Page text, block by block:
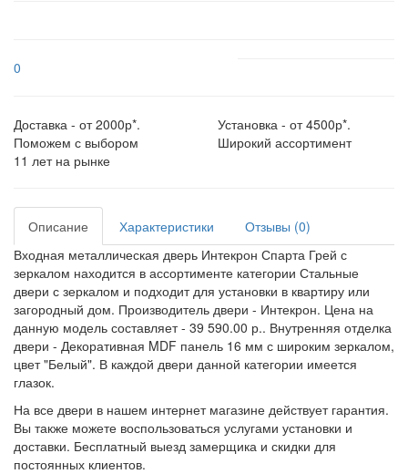
0
Доставка - от 2000р*.
Установка - от 4500р*.
Поможем с выбором
Широкий ассортимент
11 лет на рынке
Описание Характеристики
Отзывы (0)
Входная металлическая дверь Интекрон Спарта Грей с
зеркалом находится в ассортименте категории Стальные
двери с зеркалом и подходит для установки в квартиру или
загородный дом. Производитель двери - Интекрон. Цена на
данную модель составляет - 39 590.00 р.. Внутренняя отделка
двери - Декоративная MDF панель 16 мм с широким зеркалом,
цвет "Белый". В каждой двери данной категории имеется
глазок.
На все двери в нашем интернет магазине действует гарантия.
Вы также можете воспользоваться услугами установки и
доставки. Бесплатный выезд замерщика и скидки для
постоянных клиентов.